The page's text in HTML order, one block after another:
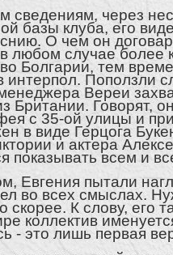
сведениям, через
базы клуба, его
О чем он
любом случае более
Болгарии, тем
интерпол. Поползли
Вереи
Британии. Говорят,
с 35-ой улицы и
в виде Герцога
и актера
показывать всем и
Евгения пытали
во всех смыслах.
скорее. К слову, его
коллектив
- это лишь первая